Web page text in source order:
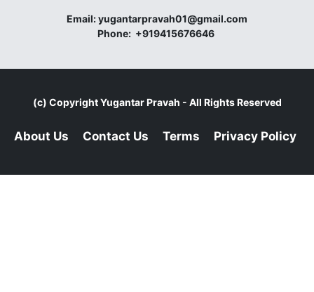
Email:yugantarpravah01@gmail.com
Phone: +919415676646
(c) CopyrightYugantar Pravah - All Rights Reserved
About Us Contact Us Terms Privacy Policy